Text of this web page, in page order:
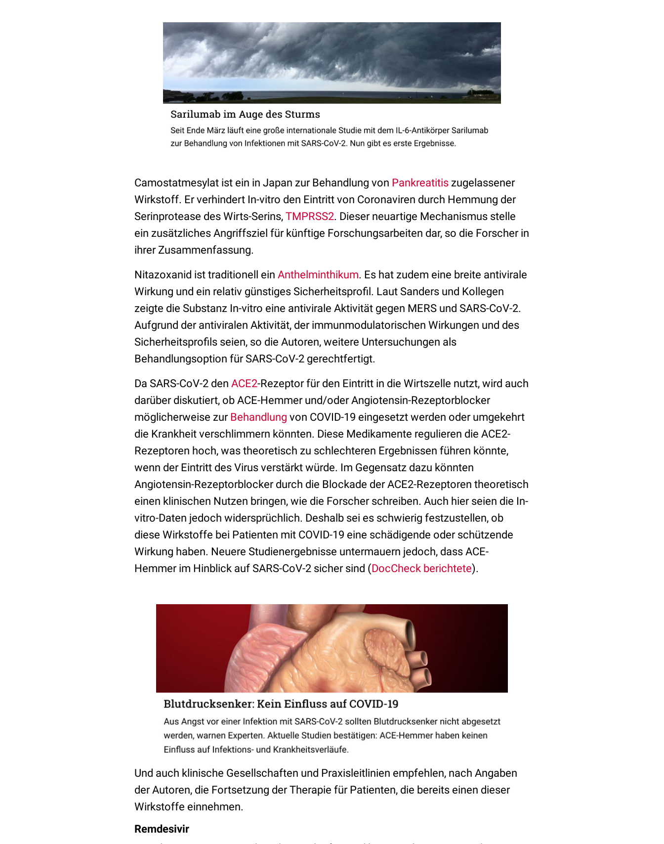
Camostatmesylat ist ein in Japan zur Behandlung von Pankreatitis zugelassener
Wirkstoff. Er verhindert In-vitro den Eintritt von Coronaviren durch Hemmung der
Serinprotease des Wirts-Serins, TMPRSS2. Dieser neuartige Mechanismus stelle
ein zusätzliches Angriffsziel für künftige Forschungsarbeiten dar, so die Forscher in
ihrer Zusammenfassung.
Nitazoxanid ist traditionell ein Anthelminthikum. Es hat zudem eine breite antivirale
Wirkung und ein relativ günstiges Sicherheitsprofil. Laut Sanders und Kollegen
zeigte die Substanz In-vitro eine antivirale Aktivität gegen MERS und SARS-CoV-2.
Aufgrund der antiviralen Aktivität, der immunmodulatorischen Wirkungen und des
Sicherheitsprofils seien, so die Autoren, weitere Untersuchungen als
Behandlungsoption für SARS-CoV-2 gerechtfertigt.
Da SARS-CoV-2 den ACE2-Rezeptor für den Eintritt in die Wirtszelle nutzt, wird auch
darüber diskutiert, ob ACE-Hemmer und/oder Angiotensin-Rezeptorblocker
möglicherweise zur Behandlung von COVID-19 eingesetzt werden oder umgekehrt
die Krankheit verschlimmern könnten. Diese Medikamente regulieren die ACE2-
Rezeptoren hoch, was theoretisch zu schlechteren Ergebnissen führen könnte,
wenn der Eintritt des Virus verstärkt würde. Im Gegensatz dazu könnten
Angiotensin-Rezeptorblocker durch die Blockade der ACE2-Rezeptoren theoretisch
einen klinischen Nutzen bringen, wie die Forscher schreiben. Auch hier seien die In-
vitro-Daten jedoch widersprüchlich. Deshalb sei es schwierig festzustellen, ob
diese Wirkstoffe bei Patienten mit COVID-19 eine schädigende oder schützende
Wirkung haben. Neuere Studienergebnisse untermauern jedoch, dass ACE-
Hemmer im Hinblick auf SARS-CoV-2 sicher sind (DocCheck berichtete).
Und auch klinische Gesellschaften und Praxisleitlinien empfehlen, nach Angaben
der Autoren, die Fortsetzung der Therapie für Patienten, die bereits einen dieser
Wirkstoffe einnehmen.
Remdesivir